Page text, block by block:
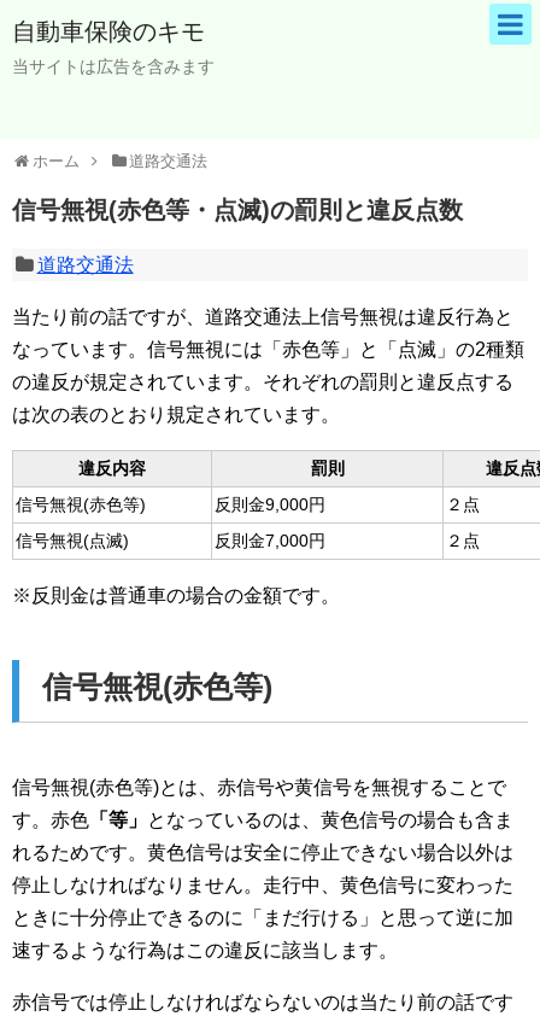
自動車保険のキモ
当サイトは広告を含みます
ホーム 道路交通法
信号無視(赤色等・点滅)の罰則と違反点数
道路交通法
当たり前の話ですが、道路交通法上信号無視は違反行為と
なっています。信号無視には「赤色等」と「点滅」の2種類
の違反が規定されています。それぞれの罰則と違反点する
は次の表のとおり規定されています。
違反内容 罰則
違反点
信号無視(赤色等)
反則金9,000円
２点
信号無視(点滅)
反則金7,000円 ２点
※反則金は普通車の場合の金額です。
信号無視(赤色等)
信号無視(赤色等)とは、赤信号や黄信号を無視することで
す。赤色 「等」 となっているのは、黄色信号の場合も含ま
れるためです。黄色信号は安全に停止できない場合以外は
停止しなければなりません。走行中、黄色信号に変わった
ときに十分停止できるのに「まだ行ける」と思って逆に加
速するような行為はこの違反に該当します。
赤信号では停止しなければならないのは当たり前の話です